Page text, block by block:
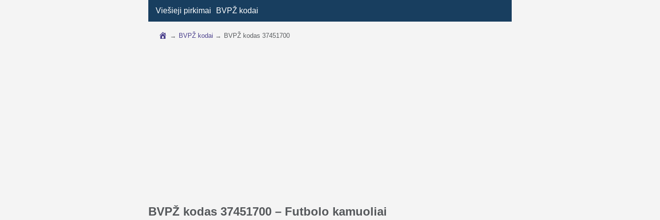
Viešieji pirkimai BVPŽ kodai
→ BVPŽ kodai → BVPŽ kodas 37451700
BVPŽ kodas 37451700 – Futbolo kamuoliai